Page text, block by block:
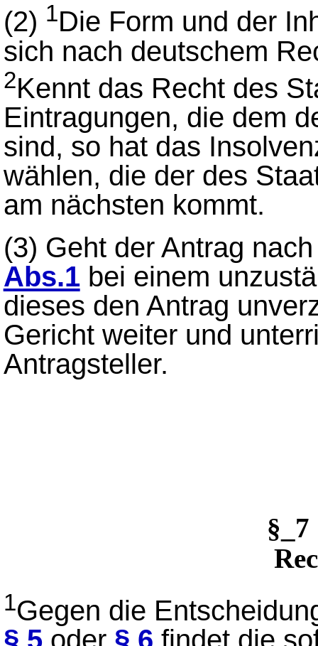
(2) 1Die Form und der
sich nach deutschem
2Kennt das Recht des
Eintragungen, die dem
sind, so hat das
wählen, die der des
am nächsten kommt.
(3) Geht der Antrag
Abs.1bei einem
dieses den Antrag
Gericht weiter und
Antragsteller.
1Gegen die